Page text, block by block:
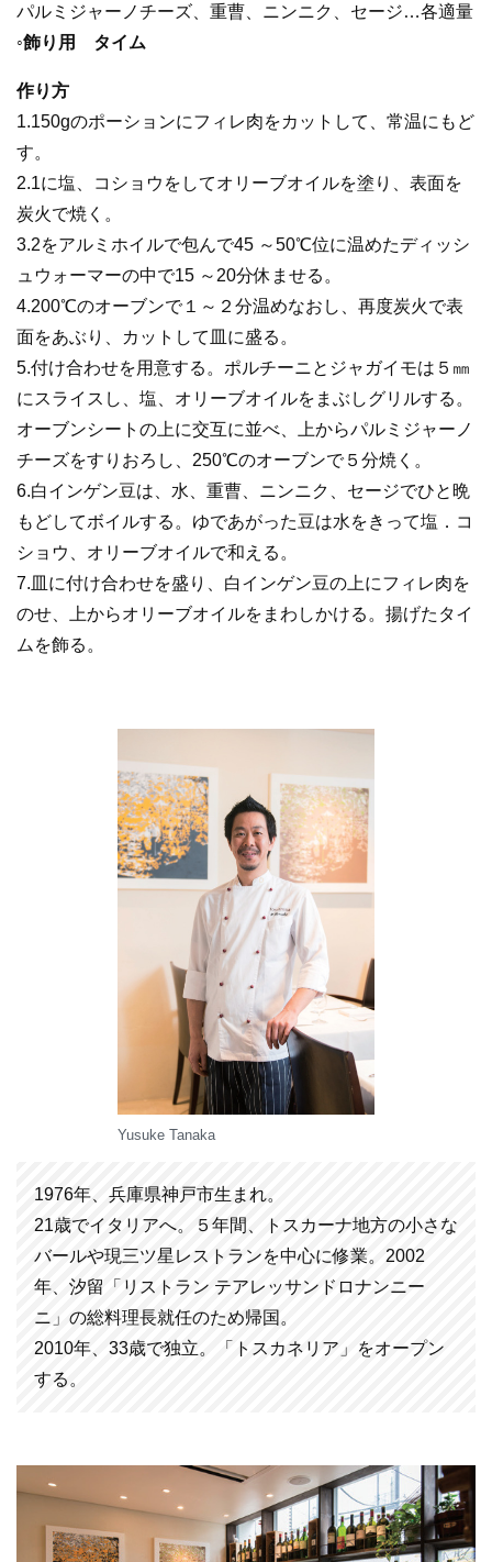
パルミジャーノチーズ、重曹、ニンニク、セージ…各適量
◦飾り用 タイム
作り方
1.150gのポーションにフィレ肉をカットして、常温にもど
す。
2.1に塩、コショウをしてオリーブオイルを塗り、表面を
炭火で焼く。
3.2をアルミホイルで包んで45 ～50℃位に温めたディッシ
ュウォーマーの中で15 ～20分休ませる。
4.200℃のオーブンで１～２分温めなおし、再度炭火で表
面をあぶり、カットして皿に盛る。
5.付け合わせを用意する。ポルチーニとジャガイモは５㎜
にスライスし、塩、オリーブオイルをまぶしグリルする。
オーブンシートの上に交互に並べ、上からパルミジャーノ
チーズをすりおろし、250℃のオーブンで５分焼く。
6.白インゲン豆は、水、重曹、ニンニク、セージでひと晩
もどしてボイルする。ゆであがった豆は水をきって塩．コ
ショウ、オリーブオイルで和える。
7.皿に付け合わせを盛り、白インゲン豆の上にフィレ肉を
のせ、上からオリーブオイルをまわしかける。揚げたタイ
ムを飾る。
Yusuke Tanaka
1976年、兵庫県神戸市生まれ。
21歳でイタリアへ。５年間、トスカーナ地方の小さな
バールや現三ツ星レストランを中心に修業。2002
年、汐留「リストラン テアレッサンドロナンニー
ニ」の総料理長就任のため帰国。
2010年、33歳で独立。「トスカネリア」をオープン
する。